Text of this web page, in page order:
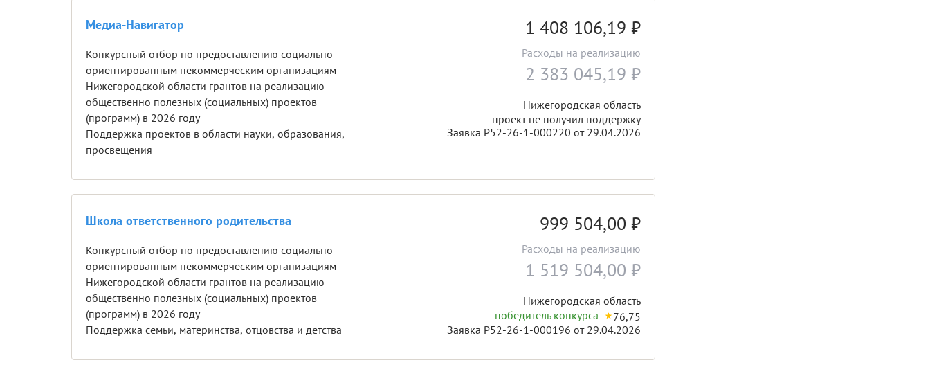
Медиа-Навигатор
Конкурсный отбор по предоставлению социально
ориентированным некоммерческим организациям
Нижегородской области грантов на реализацию
общественно полезных (социальных) проектов
(программ) в 2026 году
Поддержка проектов в области науки, образования,
просвещения
1 408 106,19 ₽
Расходы на реализацию
2 383 045,19 ₽
Нижегородская область
проект не получил поддержку
Заявка Р52-26-1-000220 от 29.04.2026
Школа ответственного родительства
Конкурсный отбор по предоставлению социально
ориентированным некоммерческим организациям
Нижегородской области грантов на реализацию
общественно полезных (социальных) проектов
(программ) в 2026 году
Поддержка семьи, материнства, отцовства и детства
999 504,00 ₽
Расходы на реализацию
1 519 504,00 ₽
Нижегородская область
победитель конкурса
76,75
Заявка Р52-26-1-000196 от 29.04.2026